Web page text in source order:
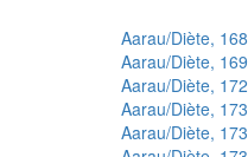
Aarau/Diète,
Aarau/Diète,
Aarau/Diète,
Aarau/Diète,
Aarau/Diète,